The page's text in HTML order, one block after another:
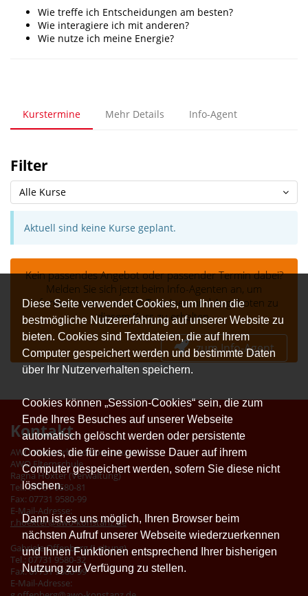
Diese Seite verwendet Cookies, um Ihnen die
bestmögliche Nutzererfahrung auf unserer Website zu
bieten. Cookies sind Textdateien, die auf Ihrem
Computer gespeichert werden und bestimmte Daten
über Ihr Nutzerverhalten speichern.
Cookies können „Session-Cookies“ sein, die zum
Ende Ihres Besuches auf unserer Webseite
automatisch gelöscht werden oder persistente
Cookies, die für eine gewisse Dauer auf ihrem
Computer gespeichert werden, sofern Sie diese nicht
löschen.
Dann ist es uns möglich, Ihren Browser beim
nächsten Aufruf unserer Webseite wiederzuerkennen
und Ihnen Funktionen entsprechend Ihrer bisherigen
Nutzung zur Verfügung zu stellen.
Wie treffe ich Entscheidungen am besten?
Wie interagiere ich mit anderen?
Wie nutze ich meine Energie?
Kurstermine Mehr Details Info-Agent
Filter
Alle Kurse
Aktuell sind keine Kurse geplant.
Kein passendes Angebot oder passender Termin dabei?
Melden Sie sich jetzt beim Info-Agenten an, um
Informationen zu neuen Terminen und Angeboten zu
diesem Kurs zu erhalten.
zum Info-Agent
Kontakt
AWO Kreisverband Konstanz e.V.
AWO Elternschule
Ragna Höxter (Verwaltung)
Tel.: 07731 9580-81
Fax: 07731 9580-99
E-Mail-Adresse:
r.hoexter@awo-konstanz.de
Gabriele Offenberg (Leitung)
Tel.: 07731 9580-32
Fax: 07731 9580-99
E-Mail-Adresse: